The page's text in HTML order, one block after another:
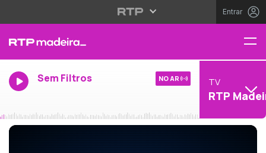
Entrar
Sem Filtros NO AR TV
RTP